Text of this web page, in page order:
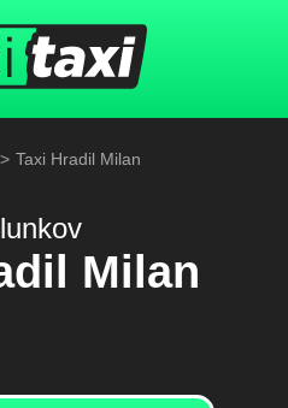
> Taxi Hradil Milan
Milan